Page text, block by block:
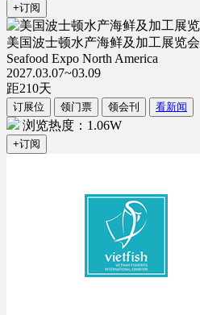
+订阅
美国波士顿水产海鲜及加工展览会
Seafood Expo North America
2027.03.07~03.09
距210天
订展位 领门票 领会刊 看新闻
浏览热度：1.06W
+订阅